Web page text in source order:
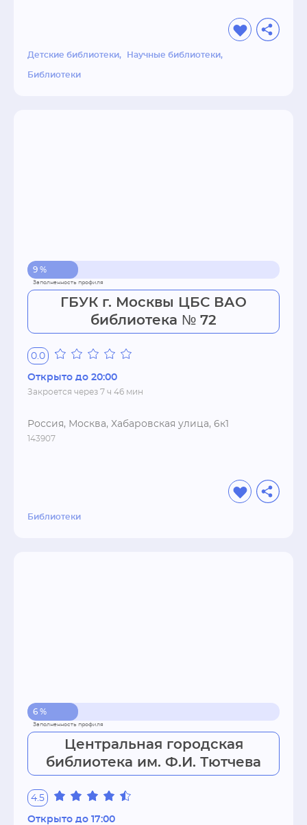
Детские библиотеки Научные библиотеки
Библиотеки
9 %
ГБУК г. Москвы ЦБС ВАО
библиотека № 72
0.0
Открыто до 20:00
Закроется через 7 ч 46 мин
Россия, Москва, Хабаровская улица, 6к1
143907
Библиотеки
6 %
Центральная городская
библиотека им. Ф.И. Тютчева
4.5
Открыто до 17:00